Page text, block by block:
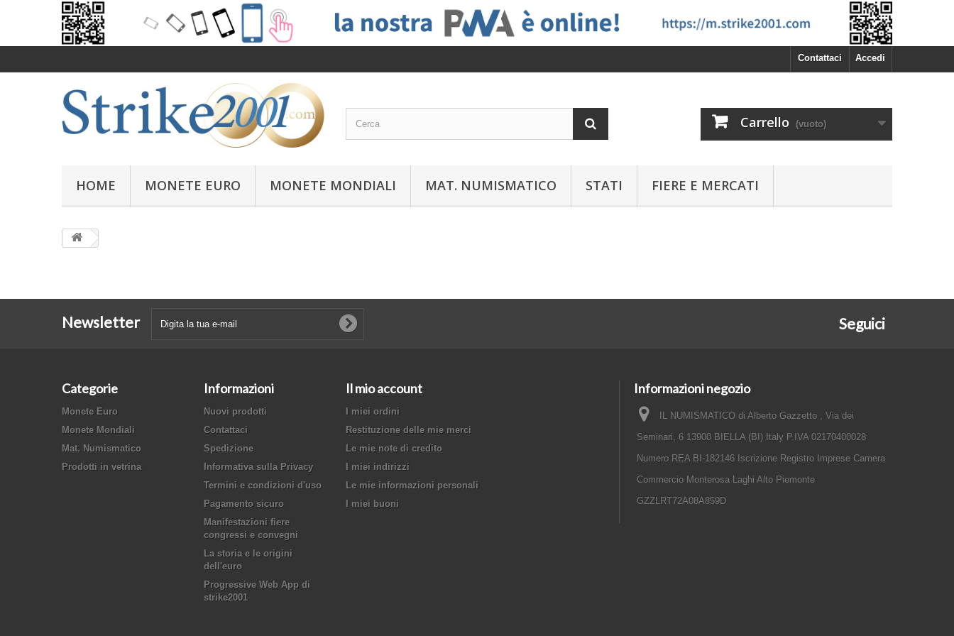
Accedi
Contattaci
Carrello (vuoto)
HOME MONETE EURO MONETE MONDIALI MAT. NUMISMATICO STATI FIERE E MERCATI
Newsletter Seguici
Categorie
Monete Euro
Monete Mondiali
Mat. Numismatico
Prodotti in vetrina
Informazioni
Nuovi prodotti
Contattaci
Spedizione
Informativa sulla Privacy
Termini e condizioni d'uso
Pagamento sicuro
Manifestazioni fiere
congressi e convegni
La storia e le origini
dell'euro
Progressive Web App di
strike2001
Il mio account
I miei ordini
Restituzione delle mie merci
Le mie note di credito
I miei indirizzi
Le mie informazioni personali
I miei buoni
Informazioni negozio
IL NUMISMATICO di Alberto Gazzetto , Via dei
Seminari, 6 13900 BIELLA (BI) Italy P.IVA 02170400028
Numero REA BI-182146 Iscrizione Registro Imprese Camera
Commercio Monterosa Laghi Alto Piemonte
GZZLRT72A08A859D